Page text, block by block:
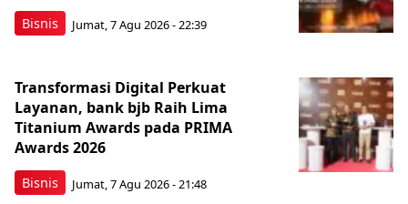
Bisnis Jumat, 7 Agu 2026 - 22:39
Bisnis
Transformasi Digital Perkuat
Layanan, bank bjb Raih Lima
Titanium Awards pada PRIMA
Awards 2026
Jumat, 7 Agu 2026 - 21:48